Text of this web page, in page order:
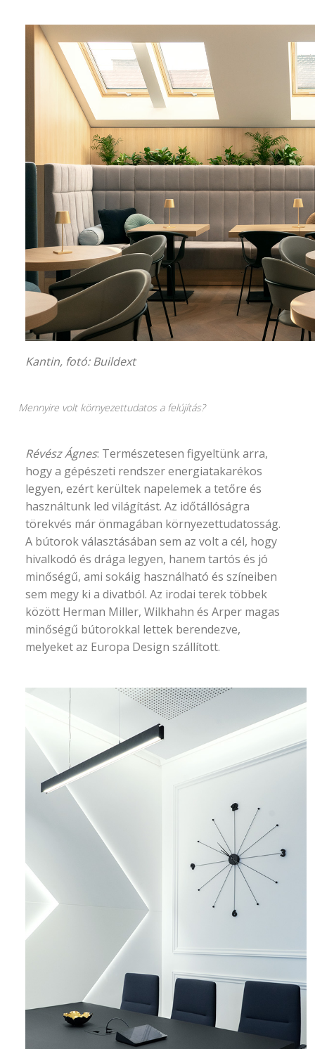
Kantin, fotó: Buildext
Mennyire volt környezettudatos a felújítás?
Révész Ágnes: Természetesen figyeltünk arra,
hogy a gépészeti rendszer energiatakarékos
legyen, ezért kerültek napelemek a tetőre és
használtunk led világítást. Az időtállóságra
törekvés már önmagában környezettudatosság.
A bútorok választásában sem az volt a cél, hogy
hivalkodó és drága legyen, hanem tartós és jó
minőségű, ami sokáig használható és színeiben
sem megy ki a divatból. Az irodai terek többek
között Herman Miller, Wilkhahn és Arper magas
minőségű bútorokkal lettek berendezve,
melyeket az Europa Design szállított.